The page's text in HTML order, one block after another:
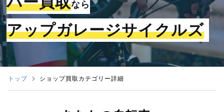
なら
アップガレージサイクルズ
トップ ショップ買取カテゴリー詳細